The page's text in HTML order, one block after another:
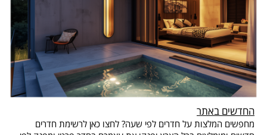
החדשים באתר
מחפשים המלצות על חדרים לפי שעה? לחצו כאן לרשימת חדרים